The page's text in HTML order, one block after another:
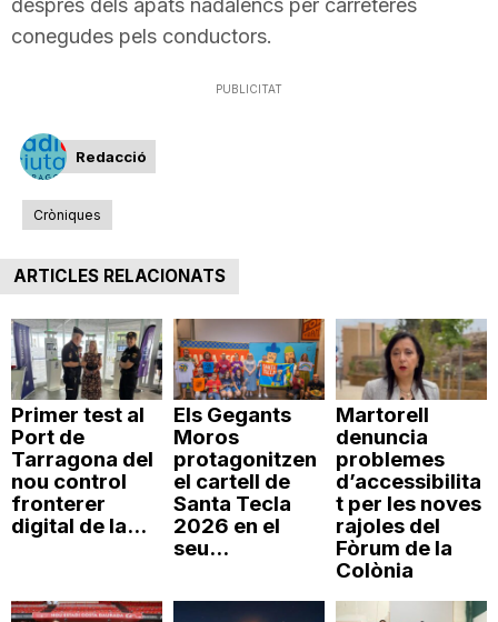
després dels àpats nadalencs per carreteres
conegudes pels conductors.
PUBLICITAT
Redacció
Cròniques
ARTICLES RELACIONATS
Primer test al
Port de
Tarragona del
nou control
fronterer
digital de la...
Els Gegants
Moros
protagonitzen
el cartell de
Santa Tecla
2026 en el
seu...
Martorell
denuncia
problemes
d’accessibilita
t per les noves
rajoles del
Fòrum de la
Colònia